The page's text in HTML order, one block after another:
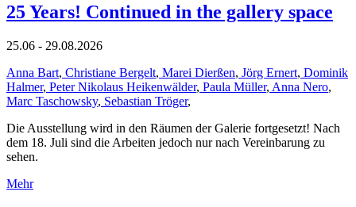
25 Years! Continued in the gallery space
25.06 - 29.08.2026
Anna Bart, Christiane Bergelt, Marei Dierßen, Jörg Ernert, Dominik
Halmer, Peter Nikolaus Heikenwälder, Paula Müller, Anna Nero,
Marc Taschowsky, Sebastian Tröger,
Die Ausstellung wird in den Räumen der Galerie fortgesetzt! Nach
dem 18. Juli sind die Arbeiten jedoch nur nach Vereinbarung zu
sehen.
Mehr